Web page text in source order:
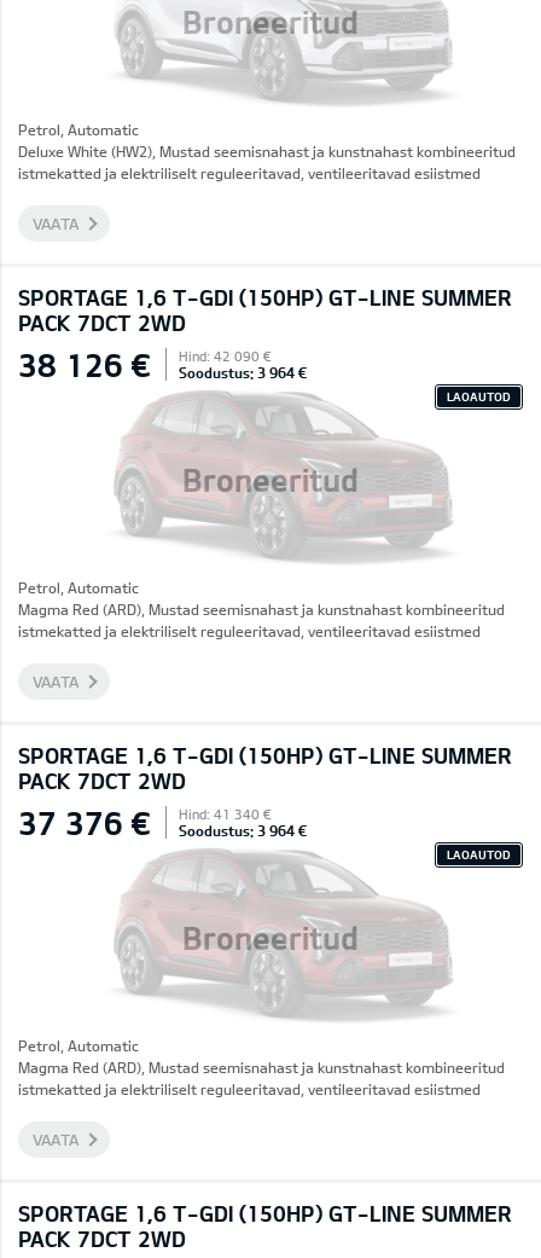
Broneeritud
Petrol, Automatic
Deluxe White (HW2), Mustad seemisnahast ja kunstnahast kombineeritud
istmekatted ja elektriliselt reguleeritavad, ventileeritavad esiistmed
VAATA
SPORTAGE 1,6 T-GDI (150HP) GT-LINE SUMMER
PACK 7DCT 2WD
Broneeritud
38 126 € Hind: 42 090 €
Soodustus: 3 964 €
LAOAUTOD
Petrol, Automatic
Magma Red (ARD), Mustad seemisnahast ja kunstnahast kombineeritud
istmekatted ja elektriliselt reguleeritavad, ventileeritavad esiistmed
VAATA
SPORTAGE 1,6 T-GDI (150HP) GT-LINE SUMMER
PACK 7DCT 2WD
Broneeritud
37 376 € Hind: 41 340 €
Soodustus: 3 964 €
LAOAUTOD
Petrol, Automatic
Magma Red (ARD), Mustad seemisnahast ja kunstnahast kombineeritud
istmekatted ja elektriliselt reguleeritavad, ventileeritavad esiistmed
VAATA
SPORTAGE 1,6 T-GDI (150HP) GT-LINE SUMMER
PACK 7DCT 2WD